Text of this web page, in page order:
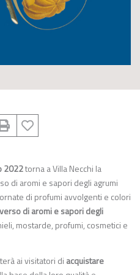
2022torna a Villa Necchi la
di aromi e sapori degli agrumi
di profumi avvolgenti e colori
di aromi e sapori degli
mostarde, profumi, cosmetici e
ai visitatori di acquistare